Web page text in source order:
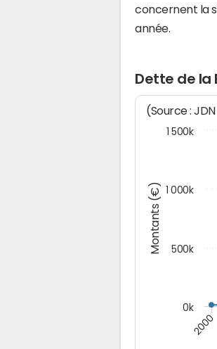
concernent la
année.
Dette de
Montants (€)
(Source :
2000
0k
500k
1 000k
1 500k